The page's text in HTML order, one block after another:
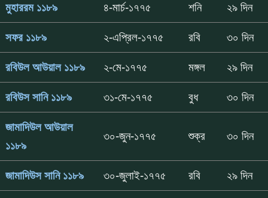
মুহাররম ১১৮৯ ৪-মার্চ-১৭৭৫ শনি ২৯ দিন
সফর ১১৮৯ ২-এপ্রিল-১৭৭৫ রবি ৩০ দিন
রবিউল আউয়াল ১১৮৯ ২-মে-১৭৭৫ মঙ্গল ২৯ দিন
রবিউস সানি ১১৮৯ ৩১-মে-১৭৭৫ বুধ ৩০ দিন
জামাদিউল আউয়াল
১১৮৯
৩০-জুন-১৭৭৫ শুক্র ৩০ দিন
জামাদিউস সানি ১১৮৯ ৩০-জুলাই-১৭৭৫ রবি ২৯ দিন